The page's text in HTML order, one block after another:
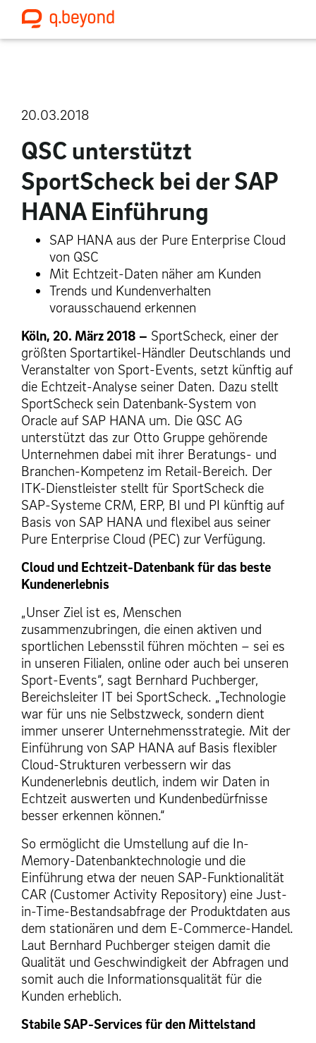
20.03.2018
QSC unterstützt
SportScheck bei der SAP
HANA Einführung
SAP HANA aus der Pure Enterprise Cloud
von QSC
Mit Echtzeit-Daten näher am Kunden
Trends und Kundenverhalten
vorausschauend erkennen
Köln, 20. März 2018 – SportScheck, einer der
größten Sportartikel-Händler Deutschlands und
Veranstalter von Sport-Events, setzt künftig auf
die Echtzeit-Analyse seiner Daten. Dazu stellt
SportScheck sein Datenbank-System von
Oracle auf SAP HANA um. Die QSC AG
unterstützt das zur Otto Gruppe gehörende
Unternehmen dabei mit ihrer Beratungs- und
Branchen-Kompetenz im Retail-Bereich. Der
ITK-Dienstleister stellt für SportScheck die
SAP-Systeme CRM, ERP, BI und PI künftig auf
Basis von SAP HANA und flexibel aus seiner
Pure Enterprise Cloud (PEC) zur Verfügung.
Cloud und Echtzeit-Datenbank für das beste
Kundenerlebnis
„Unser Ziel ist es, Menschen
zusammenzubringen, die einen aktiven und
sportlichen Lebensstil führen möchten – sei es
in unseren Filialen, online oder auch bei unseren
Sport-Events“, sagt Bernhard Puchberger,
Bereichsleiter IT bei SportScheck. „Technologie
war für uns nie Selbstzweck, sondern dient
immer unserer Unternehmensstrategie. Mit der
Einführung von SAP HANA auf Basis flexibler
Cloud-Strukturen verbessern wir das
Kundenerlebnis deutlich, indem wir Daten in
Echtzeit auswerten und Kundenbedürfnisse
besser erkennen können.“
So ermöglicht die Umstellung auf die In-
Memory-Datenbanktechnologie und die
Einführung etwa der neuen SAP-Funktionalität
CAR (Customer Activity Repository) eine Just-
in-Time-Bestandsabfrage der Produktdaten aus
dem stationären und dem E-Commerce-Handel.
Laut Bernhard Puchberger steigen damit die
Qualität und Geschwindigkeit der Abfragen und
somit auch die Informationsqualität für die
Kunden erheblich.
Stabile SAP-Services für den Mittelstand